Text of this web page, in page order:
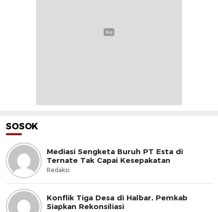
SOSOK
Mediasi Sengketa Buruh PT Esta di
Ternate Tak Capai Kesepakatan
Redaksi
Konflik Tiga Desa di Halbar, Pemkab
Siapkan Rekonsiliasi